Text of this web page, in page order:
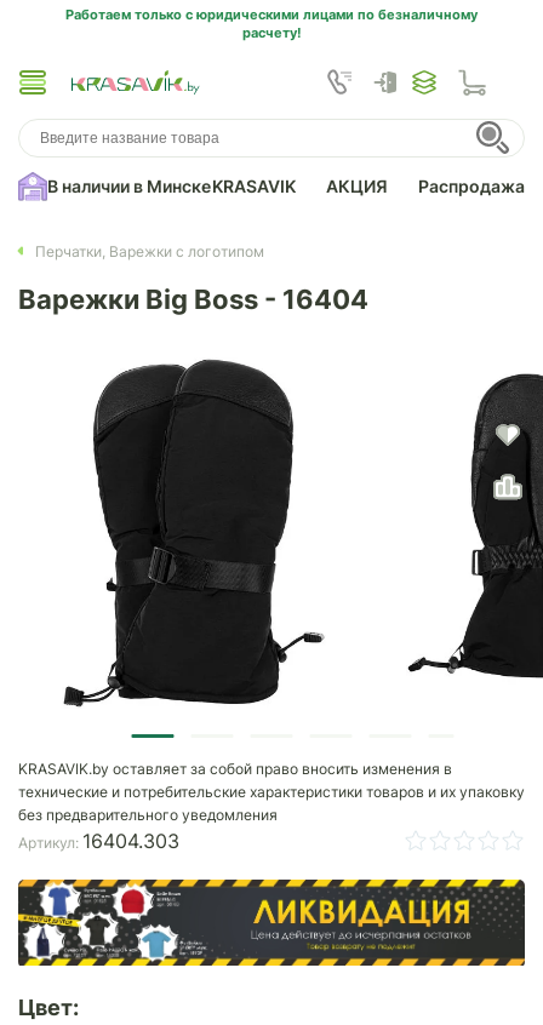
Работаем только с юридическими лицами по безналичному
расчету!
В наличии в МинскеKRASAVIK АКЦИЯ Распродажа
Перчатки, Варежки с логотипом
Варежки Big Boss - 16404
KRASAVIK.by оставляет за собой право вносить изменения в
технические и потребительские характеристики товаров и их упаковку
без предварительного уведомления
Артикул: 16404.303
Цвет: